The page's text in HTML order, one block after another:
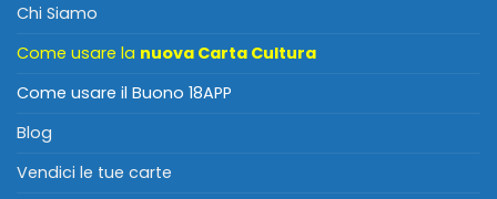
Chi Siamo
Come usare la nuova Carta Cultura
Come usare il Buono 18APP
Blog
Vendici le tue carte